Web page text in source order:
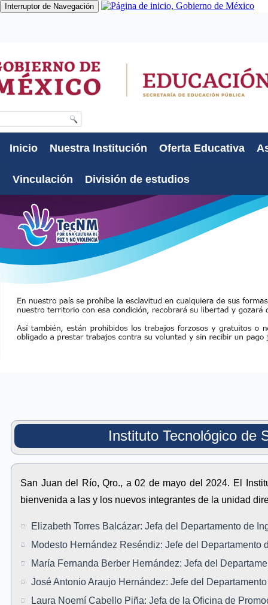
Interruptor de Navegación
Inicio Nuestra Institución Oferta Educativa
Vinculación División de estudios
Instituto Tecnológico de
San Juan del Río, Qro., a 02 de mayo del 2024. El
bienvenida a las y los nuevos integrantes de la unidad
Elizabeth Torres Balcázar: Jefa del Departamento de
Modesto Hernández Reséndiz: Jefe del Departamento
María Fernanda Berber Hernández: Jefa del
José Antonio Araujo Hernández: Jefe del
Laura Noemí Cabello Piña: Jefa de la Oficina de